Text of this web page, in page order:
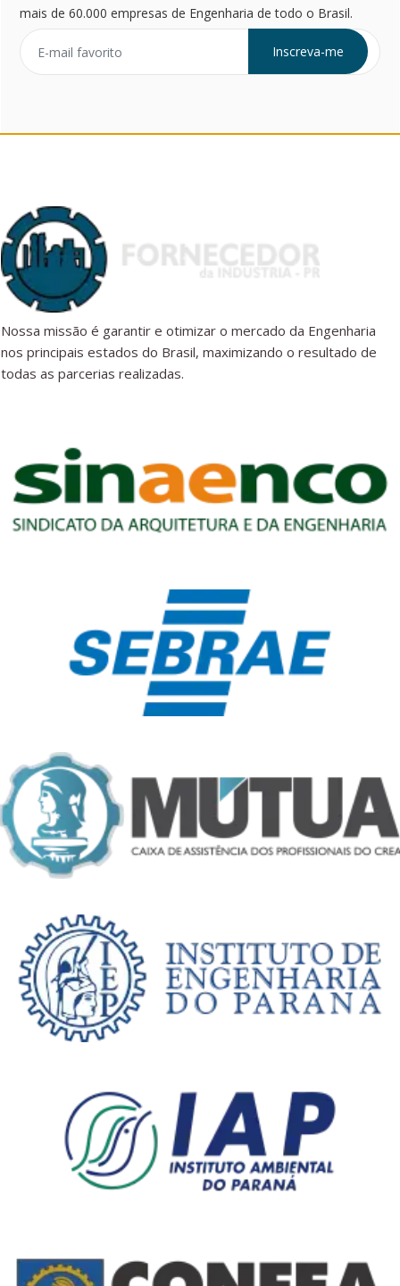
mais de 60.000 empresas de Engenharia de todo o Brasil.
Inscreva-me
Nossa missão é garantir e otimizar o mercado da Engenharia
nos principais estados do Brasil, maximizando o resultado de
todas as parcerias realizadas.